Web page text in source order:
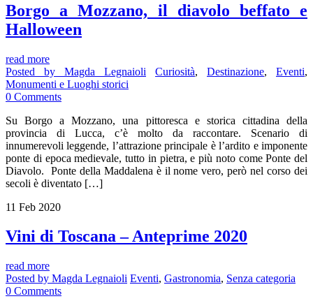
Borgo a Mozzano, il diavolo beffato e
Halloween
read more
Posted by Magda Legnaioli Curiosità, Destinazione, Eventi,
Monumenti e Luoghi storici
0 Comments
Su Borgo a Mozzano, una pittoresca e storica cittadina della
provincia di Lucca, c’è molto da raccontare. Scenario di
innumerevoli leggende, l’attrazione principale è l’ardito e imponente
ponte di epoca medievale, tutto in pietra, e più noto come Ponte del
Diavolo. Ponte della Maddalena è il nome vero, però nel corso dei
secoli è diventato […]
11 Feb 2020
Vini di Toscana – Anteprime 2020
read more
Posted by Magda Legnaioli Eventi, Gastronomia, Senza categoria
0 Comments